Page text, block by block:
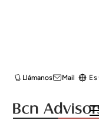
Mail
Llámanos Es
Pisos